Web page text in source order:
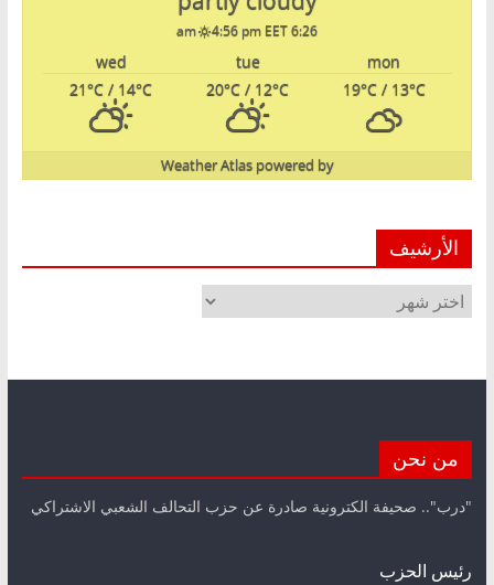
6:26 am
4:56 pm EET
mon
tue
wed
19°C/ 13°C
20°C / 12°C
21°C / 14°C
powered by
Weather Atlas
الأرشيف
الأرشيف
من نحن
"درب".. صحيفة الكترونية صادرة عن حزب التحالف الشعبي الاشتراكي
رئيس الحزب